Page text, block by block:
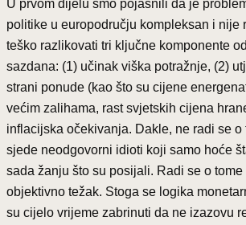
U prvom dijelu smo pojasnili da je
politike u europodručju kompleksan i nije
teško razlikovati tri ključne komponente
sazdana: (1) učinak viška potražnje, (2)
strani ponude (kao što su cijene
većim zalihama, rast svjetskih cijena
inflacijska očekivanja. Dakle, ne radi se o
sjede neodgovorni idioti koji samo hoće
sada žanju što su posijali. Radi se o
objektivno težak. Stoga se logika
su cijelo vrijeme zabrinuti da ne izazovu